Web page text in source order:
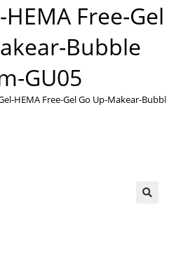
Free-Gel
Bubble
GU05
HEMA Free-Gel Go Up-Makear-Bubble